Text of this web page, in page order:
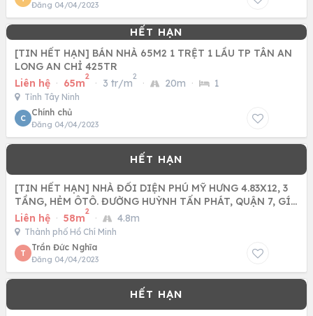
Đăng 04/04/2023
[TIN HẾT HẠN] BÁN NHÀ 65M2 1 TRỆT 1 LẦU TP TÂN AN
LONG AN CHỈ 425TR
Liên hệ · 65m
2
· 3 tr/m
2
· 20m · 1
Tỉnh Tây Ninh
C
Chính chủ
Đăng 04/04/2023
[TIN HẾT HẠN] NHÀ ĐỐI DIỆN PHÚ MỸ HƯNG 4.83X12, 3
TẦNG, HẺM ÔTÔ. ĐƯỜNG HUỲNH TẤN PHÁT, QUẬN 7, GÍA
5.X TỶ
Liên hệ · 58m
2
· 4.8m
Thành phố Hồ Chí Minh
T
Trần Đức Nghĩa
Đăng 04/04/2023